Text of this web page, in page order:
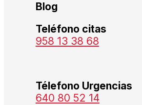
Blog
Teléfono citas
958 13 38 68
Télefono Urgencias
640 80 52 14